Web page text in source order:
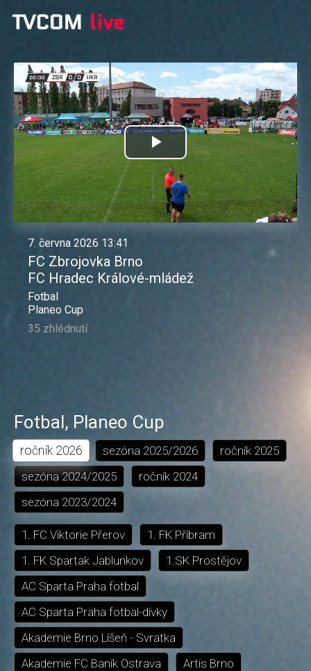
Přehrát
video
7. června 2026 13:41
FC Zbrojovka Brno
FC Hradec Králové-mládež
Fotbal
Planeo Cup
35 zhlédnutí
Fotbal, Planeo Cup
ročník 2026 sezóna 2025/2026 ročník 2025
sezóna 2024/2025 ročník 2024
sezóna 2023/2024
1. FC Viktorie Přerov
1. FK Příbram
1. FK Spartak Jablunkov
1.SK Prostějov
AC Sparta Praha fotbal
AC Sparta Praha fotbal-dívky
Akademie Brno Líšeň - Svratka
Akademie FC Baník Ostrava
Artis Brno